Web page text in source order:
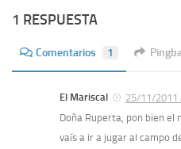
1 RESPUESTA
Comentarios 1
El Mariscal
25/11/2011
Doña Ruperta, pon bien el
vaís a ir a jugar al campo